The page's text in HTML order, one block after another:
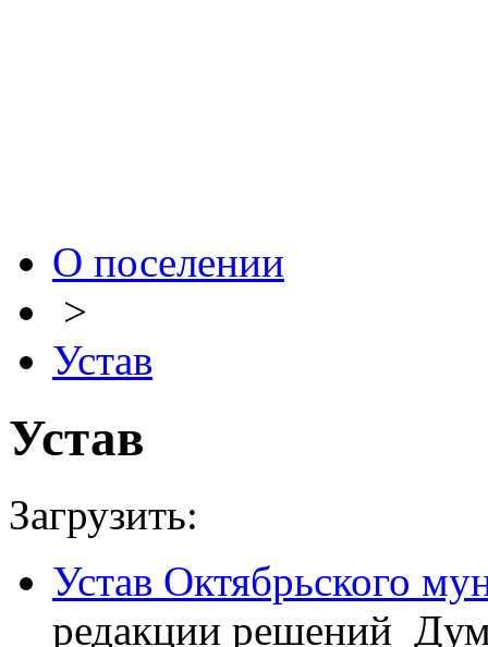
О поселении
>
Устав
Устав
Загрузить:
Устав Октябрьского
редакции решений